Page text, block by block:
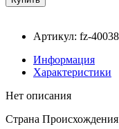
Артикул: fz-
Информация
Характеристики
Нет описания
Страна